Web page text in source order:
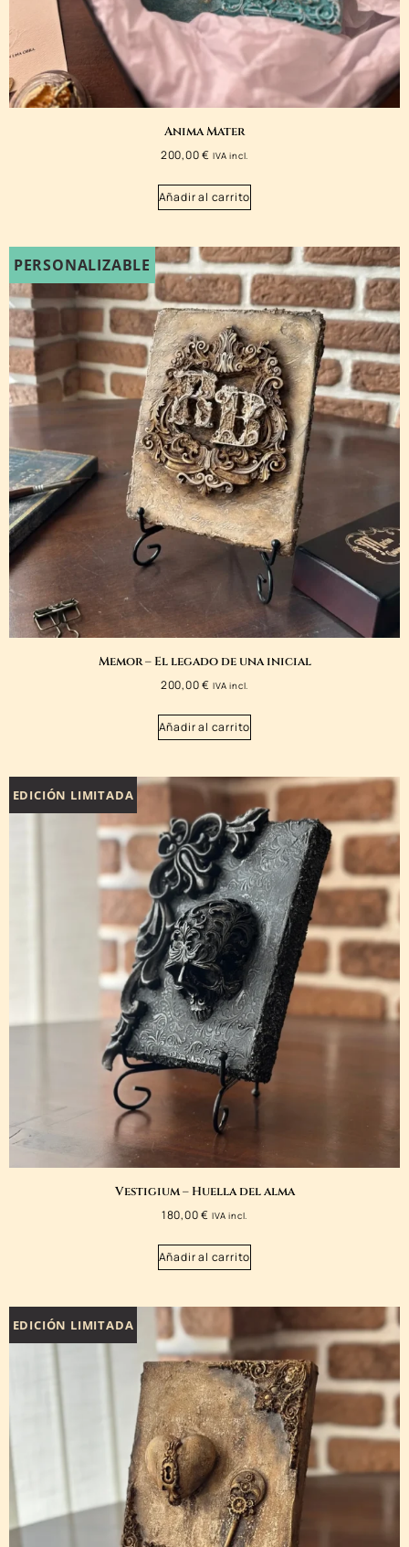
Anima Mater
200,00€ IVA incl.
Añadir al carrito
PERSONALIZABLE
Memor – El legado de una inicial
200,00€ IVA incl.
Añadir al carrito
EDICIÓN LIMITADA
Vestigium – Huella del alma
180,00€ IVA incl.
Añadir al carrito
EDICIÓN LIMITADA